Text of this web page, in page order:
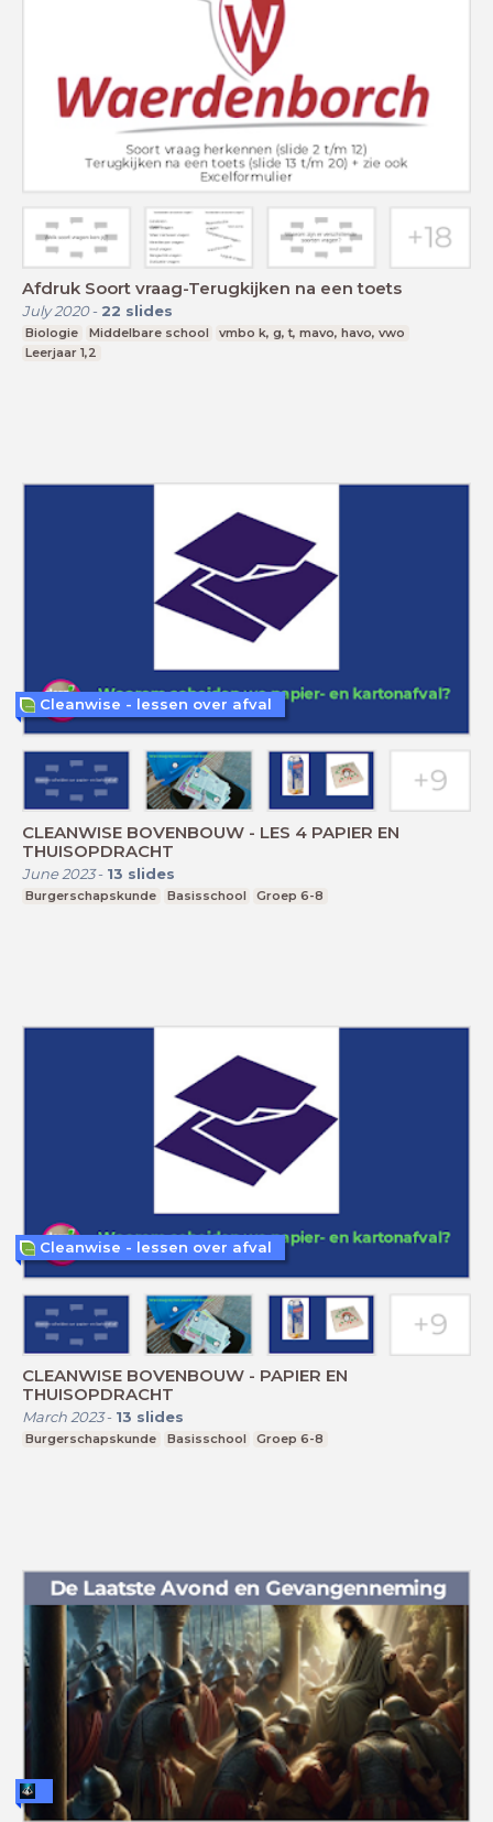
Afdruk Soort vraag-Terugkijken na een toets
July 2020- 22 slides
Biologie Middelbare school
vmbo k, g, t, mavo, havo, vwo
Leerjaar 1,2
CLEANWISE BOVENBOUW - LES 4 PAPIER EN
THUISOPDRACHT
June 2023- 13 slides
Burgerschapskunde Basisschool Groep 6-8
Cleanwise - lessen over afval
CLEANWISE BOVENBOUW - PAPIER EN
THUISOPDRACHT
March 2023- 13 slides
Burgerschapskunde Basisschool Groep 6-8
Cleanwise - lessen over afval